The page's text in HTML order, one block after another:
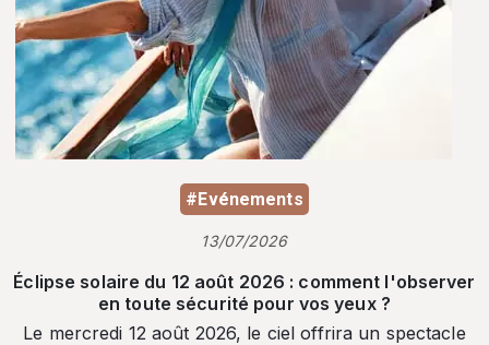
#Evénements
13/07/2026
Éclipse solaire du 12 août 2026 : comment l'observer
en toute sécurité pour vos yeux ?
Le mercredi 12 août 2026, le ciel offrira un spectacle